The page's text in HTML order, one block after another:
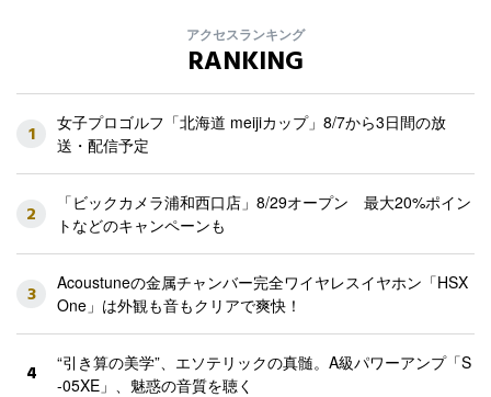
アクセスランキング
RANKING
1
女子プロゴルフ「北海道 meijiカップ」8/7から3日間の放
送・配信予定
2
「ビックカメラ浦和西口店」8/29オープン 最大20%ポイン
トなどのキャンペーンも
3
Acoustuneの金属チャンバー完全ワイヤレスイヤホン「HSX
One」は外観も音もクリアで爽快！
4
“引き算の美学”、エソテリックの真髄。A級パワーアンプ「S
-05XE」、魅惑の音質を聴く